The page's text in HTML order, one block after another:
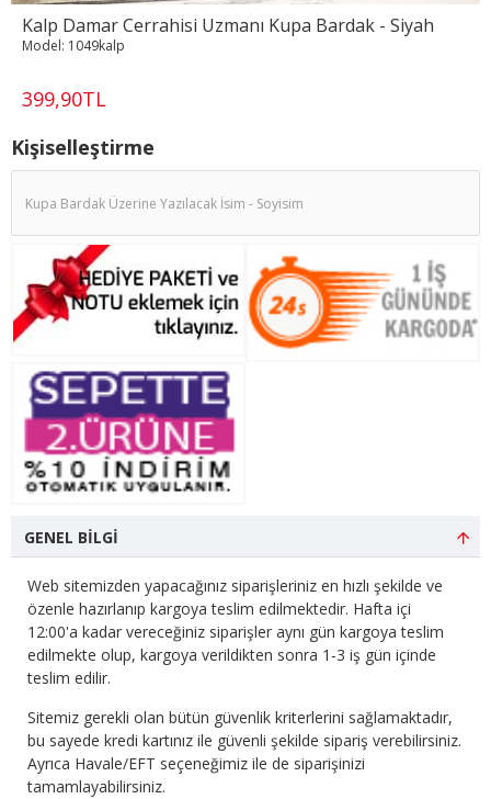
Kalp Damar Cerrahisi Uzmanı Kupa Bardak - Siyah
399,90TL
Model: 1049kalp
Kişiselleştirme
GENEL BILGI
Web sitemizden yapacağınız siparişleriniz en hızlı şekilde ve
özenle hazırlanıp kargoya teslim edilmektedir. Hafta içi
12:00'a kadar vereceğiniz siparişler aynı gün kargoya teslim
edilmekte olup, kargoya verildikten sonra 1-3 iş gün içinde
teslim edilir.
Sitemiz gerekli olan bütün güvenlik kriterlerini sağlamaktadır,
bu sayede kredi kartınız ile güvenli şekilde sipariş verebilirsiniz.
Ayrıca Havale/EFT seçeneğimiz ile de siparişinizi
tamamlayabilirsiniz.